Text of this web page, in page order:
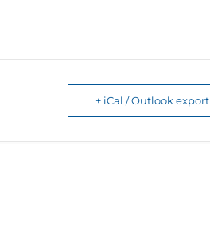
+ iCal / Outlook export